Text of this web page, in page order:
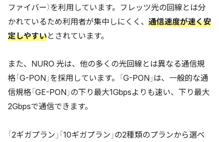
ファイバー）を利用しています。フレッツ光の回線とは分
かれているため利用者が集中しにくく、 通信速度が速く安
定しやすいとされています。
また、NURO 光は、他の多くの光回線とは異なる通信規
格「G-PON」を採用しています。「G-PON」は、一般的な通
信規格「GE-PON」の下り最大1Gbpsよりも速い、下り最大
2Gbpsで通信できます。
「2ギガプラン」「10ギガプラン」の2種類のプランから選べ